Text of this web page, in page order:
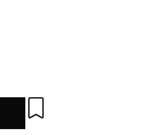
LINGUA